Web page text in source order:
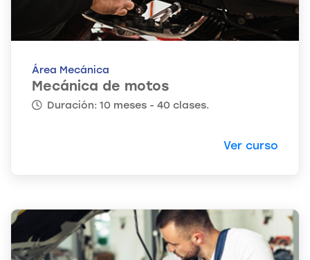
Área Mecánica
Mecánica de motos
Duración: 10 meses - 40 clases.
Ver curso